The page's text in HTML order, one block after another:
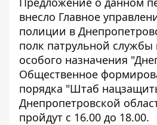
внесло Главное
полиции в
полк патрульной
особого назначения
Общественное
порядка "Штаб
Днепропетровской
пройдут с 16.00 до 18.00.